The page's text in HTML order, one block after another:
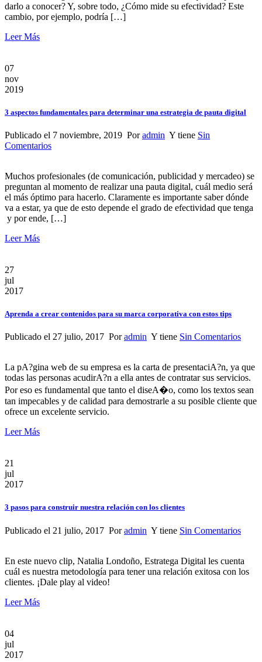
darlo a conocer? Y, sobre todo, ¿Cómo mide su efectividad? Este
cambio, por ejemplo, podría […]
Leer Más
07
nov
2019
3 aspectos fundamentales para determinar una estrategia de pauta digital
Publicado el 7 noviembre, 2019 Poradmin Y tiene Sin
Comentarios
Muchos profesionales (de comunicación, publicidad y mercadeo) se
preguntan al momento de realizar una pauta digital, cuál medio será
el más óptimo para hacerlo. Claramente es importante saber dónde
va a estar, ya que de esto depende el grado de efectividad que tenga
y por ende, […]
Leer Más
27
jul
2017
Aprenda a crear contenidos para su marca corporativa con estos tips
Publicado el 27 julio, 2017 Poradmin Y tiene Sin Comentarios
La pA?gina web de su empresa es la carta de presentaciA?n, ya que
todas las personas acudirA?n a ella antes de contratar sus servicios.
Por eso es fundamental que tanto el diseA�o, como los textos sean
tan impecables y de calidad para demostrarle a su posible cliente que
ofrece un excelente servicio.
Leer Más
21
jul
2017
3 pasos para construir nuestra relación con los clientes
Publicado el 21 julio, 2017 Poradmin Y tiene Sin Comentarios
En este nuevo clip, Natalia Londoño, Estratega Digital les cuenta
cuál es nuestra metodología para tener una relación exitosa con los
clientes. ¡Dale play al video!
Leer Más
04
jul
2017